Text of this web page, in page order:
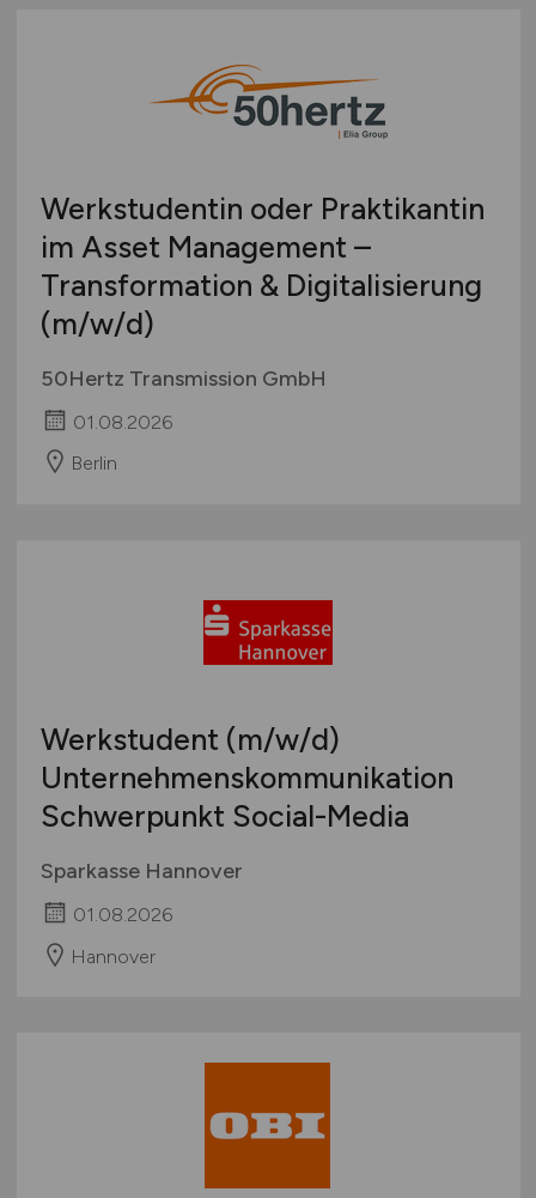
Werkstudentin oder Praktikantin
im Asset Management –
Transformation & Digitalisierung
(m/w/d)
50Hertz Transmission GmbH
01.08.2026
Berlin
Werkstudent (m/w/d)
Unternehmenskommunikation
Schwerpunkt Social-Media
Sparkasse Hannover
01.08.2026
Hannover